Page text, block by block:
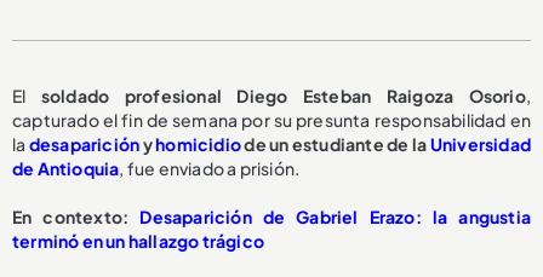
El soldado profesional Diego Esteban Raigoza Osorio,
capturado el fin de semana por su presunta responsabilidad en
la desapariciónyhomicidiode un estudiante de laUniversidad
de Antioquia, fue enviado a prisión.
En contexto: Desaparición de Gabriel Erazo: la angustia
terminó en un hallazgo trágico